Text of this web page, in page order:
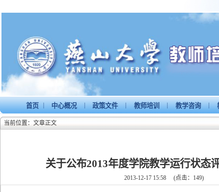
首页 | 中心概况 | 政策文件 | 教师培训 | 教学咨询 |
当前位置：文章正文
关于公布2013年度学院教学运行状态
2013-12-17 15:58 (点击： 149)